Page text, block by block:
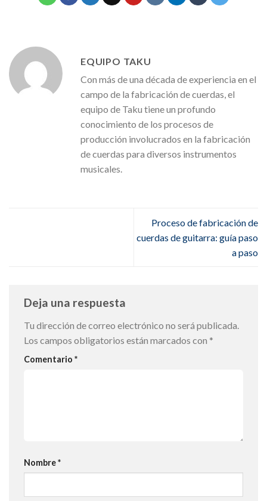
EQUIPO TAKU
Con más de una década de experiencia en el
campo de la fabricación de cuerdas, el
equipo de Taku tiene un profundo
conocimiento de los procesos de
producción involucrados en la fabricación
de cuerdas para diversos instrumentos
musicales.
Proceso de fabricación de
cuerdas de guitarra: guía paso
a paso
Deja una respuesta
Tu dirección de correo electrónico no será publicada.
Los campos obligatorios están marcados con *
Comentario *
Nombre*